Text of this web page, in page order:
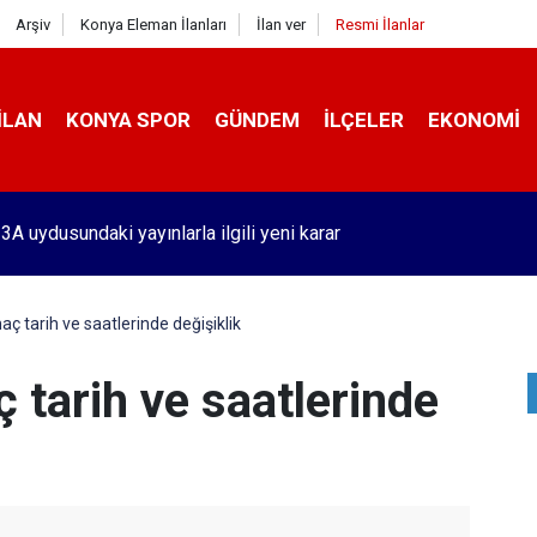
Arşiv Konya Eleman İlanları İlan ver Resmi İlanlar
KONYA SPOR GÜNDEM İLÇELER EKONOMI
benzin fiyatlarında tarihi olay! Bu 51 şehirde yeni dönem
tarih ve saatlerinde değişiklik
tarih ve saatlerinde